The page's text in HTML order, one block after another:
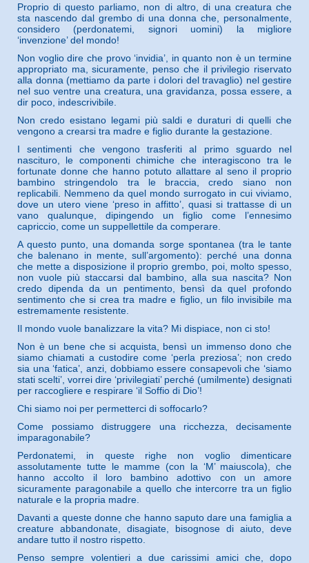
Proprio di questo parliamo, non di altro, di una creatura che
sta nascendo dal grembo di una donna che, personalmente,
considero (perdonatemi, signori uomini) la migliore
‘invenzione’ del mondo!
Non voglio dire che provo ‘invidia’, in quanto non è un termine
appropriato ma, sicuramente, penso che il privilegio riservato
alla donna (mettiamo da parte i dolori del travaglio) nel gestire
nel suo ventre una creatura, una gravidanza, possa essere, a
dir poco, indescrivibile.
Non credo esistano legami più saldi e duraturi di quelli che
vengono a crearsi tra madre e figlio durante la gestazione.
I sentimenti che vengono trasferiti al primo sguardo nel
nascituro, le componenti chimiche che interagiscono tra le
fortunate donne che hanno potuto allattare al seno il proprio
bambino stringendolo tra le braccia, credo siano non
replicabili. Nemmeno da quel mondo surrogato in cui viviamo,
dove un utero viene ‘preso in affitto’, quasi si trattasse di un
vano qualunque, dipingendo un figlio come l’ennesimo
capriccio, come un suppellettile da comperare.
A questo punto, una domanda sorge spontanea (tra le tante
che balenano in mente, sull’argomento): perché una donna
che mette a disposizione il proprio grembo, poi, molto spesso,
non vuole più staccarsi dal bambino, alla sua nascita? Non
credo dipenda da un pentimento, bensì da quel profondo
sentimento che si crea tra madre e figlio, un filo invisibile ma
estremamente resistente.
Il mondo vuole banalizzare la vita? Mi dispiace, non ci sto!
Non è un bene che si acquista, bensì un immenso dono che
siamo chiamati a custodire come ‘perla preziosa’; non credo
sia una ‘fatica’, anzi, dobbiamo essere consapevoli che ‘siamo
stati scelti’, vorrei dire ‘privilegiati’ perché (umilmente) designati
per raccogliere e respirare ‘il Soffio di Dio’!
Chi siamo noi per permetterci di soffocarlo?
Come possiamo distruggere una ricchezza, decisamente
imparagonabile?
Perdonatemi, in queste righe non voglio dimenticare
assolutamente tutte le mamme (con la ‘M’ maiuscola), che
hanno accolto il loro bambino adottivo con un amore
sicuramente paragonabile a quello che intercorre tra un figlio
naturale e la propria madre.
Davanti a queste donne che hanno saputo dare una famiglia a
creature abbandonate, disagiate, bisognose di aiuto, deve
andare tutto il nostro rispetto.
Penso sempre volentieri a due carissimi amici che, dopo